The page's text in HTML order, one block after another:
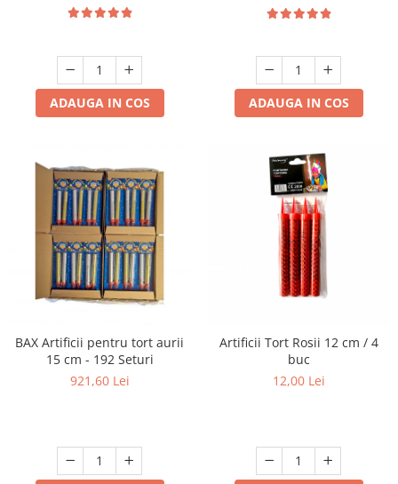
ADAUGA IN COS ADAUGA IN COS
BAX Artificii pentru tort aurii
15 cm - 192 Seturi
921,60 Lei
Artificii Tort Rosii 12 cm / 4
buc
12,00 Lei